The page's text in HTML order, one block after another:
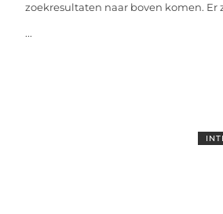
zoekresultaten naar boven komen. Er
...